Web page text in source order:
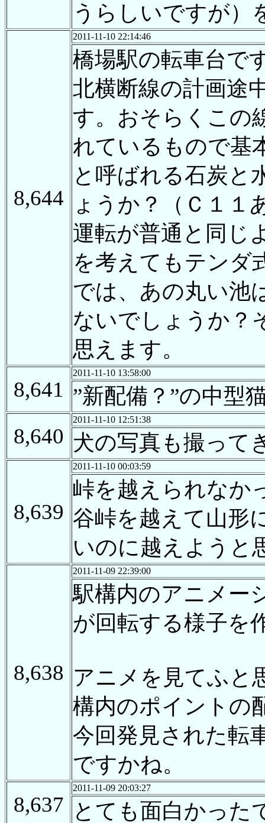
うらしいですが）
8,644
2011-11-10 22:14:46
橋場駅の転車台で
北横断線の計画途
す。おそらくこの
れているもので基
と呼ばれる石炭と
ょうか？（Ｃ１１
運転が普通と同じ
を考えてもテンダ
では、あの丸い池
ないでしょうか？
思えます。
8,641
2011-11-10 13:58:00
”新配備？”の中型
8,640
2011-11-10 12:51:38
犬の写真も撮って
8,639
2011-11-10 00:03:59
峠を越えられなか
谷峠を越えて山形
いのに越えようと
8,638
2011-11-09 22:39:00
駅構内のアニメー
が回転する様子を
アニメを見てふと
構内のポイントの
今回発見された転
ですかね。
8,637
2011-11-09 20:03:27
とても面白かった